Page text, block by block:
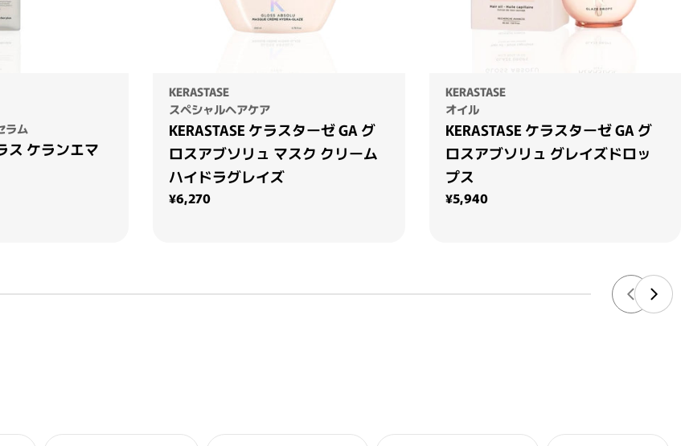
ラム
ス ケランエマ
KERASTASE
スペシャルヘアケア
KERASTASE ケラスターゼ GA グ
ロスアブソリュ マスク クリーム
ハイドラグレイズ
通常価格
¥6,270
KERASTASE
オイル
KERASTASE ケラスターゼ GA グ
ロスアブソリュ グレイズドロッ
プス
通常価格
¥5,940